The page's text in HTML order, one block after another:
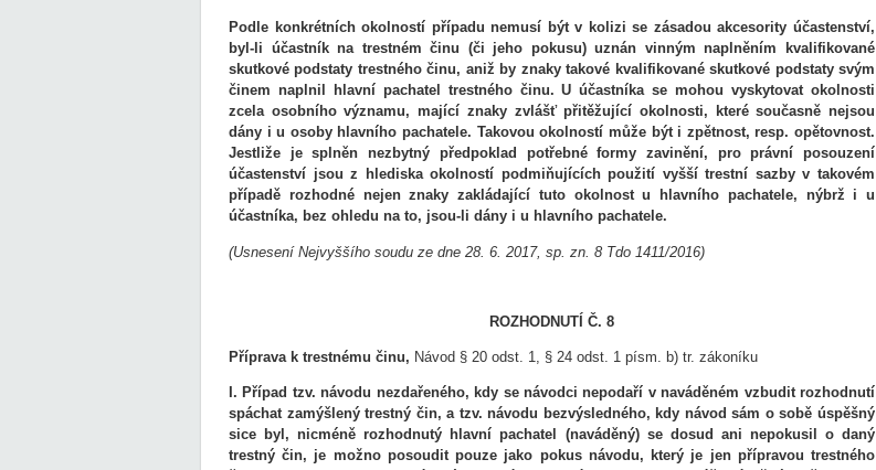
Podle konkrétních okolností případu nemusí být v kolizi se zásadou akcesority účastenství,
byl-li účastník na trestném činu (či jeho pokusu) uznán vinným naplněním kvalifikované
skutkové podstaty trestného činu, aniž by znaky takové kvalifikované skutkové podstaty svým
činem naplnil hlavní pachatel trestného činu. U účastníka se mohou vyskytovat okolnosti
zcela osobního významu, mající znaky zvlášť přitěžující okolnosti, které současně nejsou
dány i u osoby hlavního pachatele. Takovou okolností může být i zpětnost, resp. opětovnost.
Jestliže je splněn nezbytný předpoklad potřebné formy zavinění, pro právní posouzení
účastenství jsou z hlediska okolností podmiňujících použití vyšší trestní sazby v takovém
případě rozhodné nejen znaky zakládající tuto okolnost u hlavního pachatele, nýbrž i u
účastníka, bez ohledu na to, jsou-li dány i u hlavního pachatele.
(Usnesení Nejvyššího soudu ze dne 28. 6. 2017, sp. zn. 8 Tdo 1411/2016)
ROZHODNUTÍ Č. 8
Příprava k trestnému činu, Návod § 20 odst. 1, § 24 odst. 1 písm. b) tr. zákoníku
I. Případ tzv. návodu nezdařeného, kdy se návodci nepodaří v naváděném vzbudit rozhodnutí
spáchat zamýšlený trestný čin, a tzv. návodu bezvýsledného, kdy návod sám o sobě úspěšný
sice byl, nicméně rozhodnutý hlavní pachatel (naváděný) se dosud ani nepokusil o daný
trestný čin, je možno posoudit pouze jako pokus návodu, který je jen přípravou trestného